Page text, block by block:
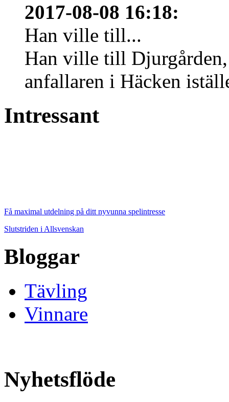
2017-08-08 16:18:
Han ville till...
Han ville till Djurgården,
anfallaren i Häcken
Intressant
Få maximal utdelning på ditt nyvunna spelintresse
Slutstriden i Allsvenskan
Bloggar
Tävling
Vinnare
Nyhetsflöde